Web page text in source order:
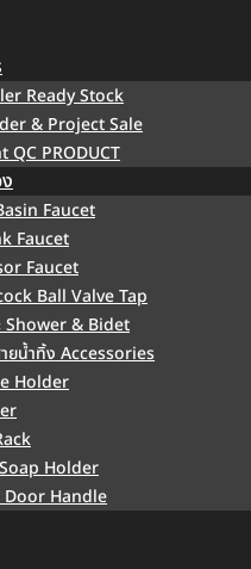
Ready Stock
& Project Sale
PRODUCT
Faucet
Faucet
Faucet
Ball Valve Tap
Shower & Bidet
ยน้ำทิ้ง Accessories
Holder
Holder
Door Handle